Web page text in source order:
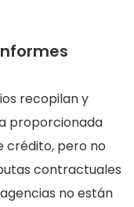
recopilan y
proporcionada
crédito, pero no
contractuales
no están